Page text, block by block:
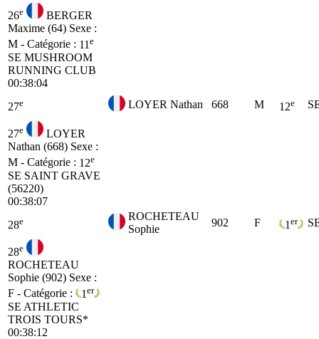
26e
BERGER
Maxime (64) Sexe :
M - Catégorie : 11 e
SE MUSHROOM
RUNNING CLUB
00:38:04
27e LOYER Nathan 668 M 12e
27e
LOYER
Nathan (668) Sexe :
M - Catégorie : 12e
SE SAINT GRAVE
(56220)
00:38:07
28e
ROCHETEAU
Sophie
902 F 1 er
28e
ROCHETEAU
Sophie (902) Sexe :
F - Catégorie :
1 er
SE ATHLETIC
TROIS TOURS*
00:38:12